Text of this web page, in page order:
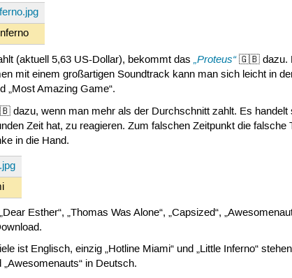
(aktuell 5,63 US-Dollar), bekommt das„Proteus“🇬🇧 dazu.
mit einem großartigen Soundtrack kann man sich leicht in
„Most Amazing Game“.
wenn man mehr als der Durchschnitt zahlt. Es handelt
Zeit hat, zu reagieren. Zum falschen Zeitpunkt die
in die Hand.
Esther“, „Thomas Was Alone“, „Capsized“,
ist Englisch, einzig „Hotline Miami“ und „Little Inferno“
„Awesomenauts“ in Deutsch.